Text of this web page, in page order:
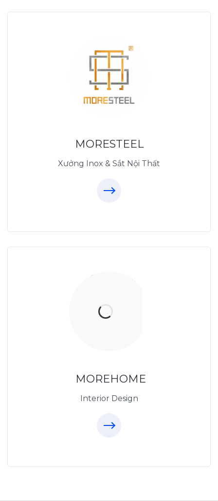
MORESTEEL
Xưởng Inox & Sắt Nội Thất
Xưởng Inox & Sắt -
MORESTEEL
0931318877
MOREHOME
Interior Design
Thiết Kế Nội Thất